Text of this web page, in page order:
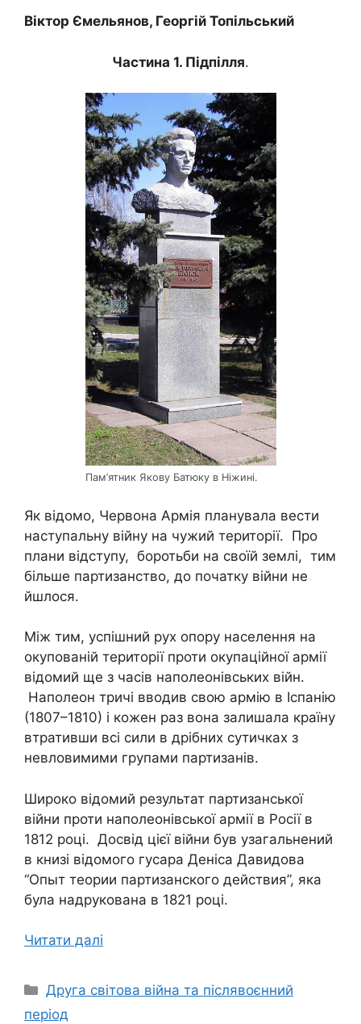
Віктор Ємельянов, Георгій Топільський
Частина 1. Підпілля.
Пам’ятник Якову Батюку в Ніжині.
Як відомо, Червона Армія планувала вести
наступальну війну на чужий території. Про
плани відступу, боротьби на своїй землі, тим
більше партизанство, до початку війни не
йшлося.
Між тим, успішний рух опору населення на
окупованій території проти окупаційної армії
відомий ще з часів наполеонівських війн.
Наполеон тричі вводив свою армію в Іспанію
(1807–1810) і кожен раз вона залишала країну
втративши всі сили в дрібних сутичках з
невловимими групами партизанів.
Широко відомий результат партизанської
війни проти наполеонівської армії в Росії в
1812 році. Досвід цієї війни був узагальнений
в книзі відомого гусара Деніса Давидова
“Опыт теории партизанского действия”, яка
була надрукована в 1821 році.
Читати далі
Категорії
Друга світова війна та післявоєнний
період